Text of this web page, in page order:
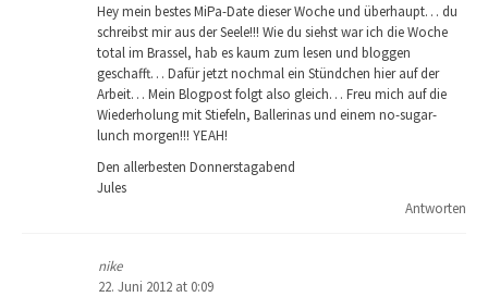
Hey mein bestes MiPa-Date dieser Woche und überhaupt… du
schreibst mir aus der Seele!!! Wie du siehst war ich die Woche
total im Brassel, hab es kaum zum lesen und bloggen
geschafft… Dafür jetzt nochmal ein Stündchen hier auf der
Arbeit… Mein Blogpost folgt also gleich… Freu mich auf die
Wiederholung mit Stiefeln, Ballerinas und einem no-sugar-
lunch morgen!!! YEAH!
Den allerbesten Donnerstagabend
Jules
Antworten
nike
22. Juni 2012 at 0:09